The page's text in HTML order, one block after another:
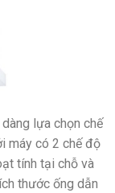
lựa chọn chế
máy có 2 chế độ
tính tại chỗ và
thước ống dẫn